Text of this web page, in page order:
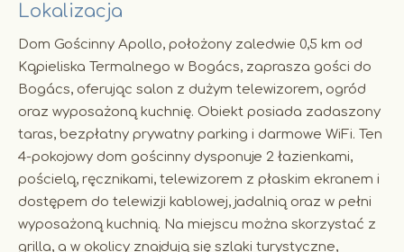
Lokalizacja
Dom Gościnny Apollo, położony zaledwie 0,5 km od
Kąpieliska Termalnego w Bogács, zaprasza gości do
Bogács, oferując salon z dużym telewizorem, ogród
oraz wyposażoną kuchnię. Obiekt posiada zadaszony
taras, bezpłatny prywatny parking i darmowe WiFi. Ten
4-pokojowy dom gościnny dysponuje 2 łazienkami,
pościelą, ręcznikami, telewizorem z płaskim ekranem i
dostępem do telewizji kablowej, jadalnią oraz w pełni
wyposażoną kuchnią. Na miejscu można skorzystać z
grilla, a w okolicy znajdują się szlaki turystyczne,